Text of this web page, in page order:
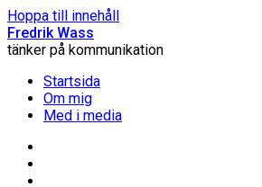
Hoppa till innehåll
Fredrik Wass
tänker på kommunikation
Startsida
Om mig
Med i media